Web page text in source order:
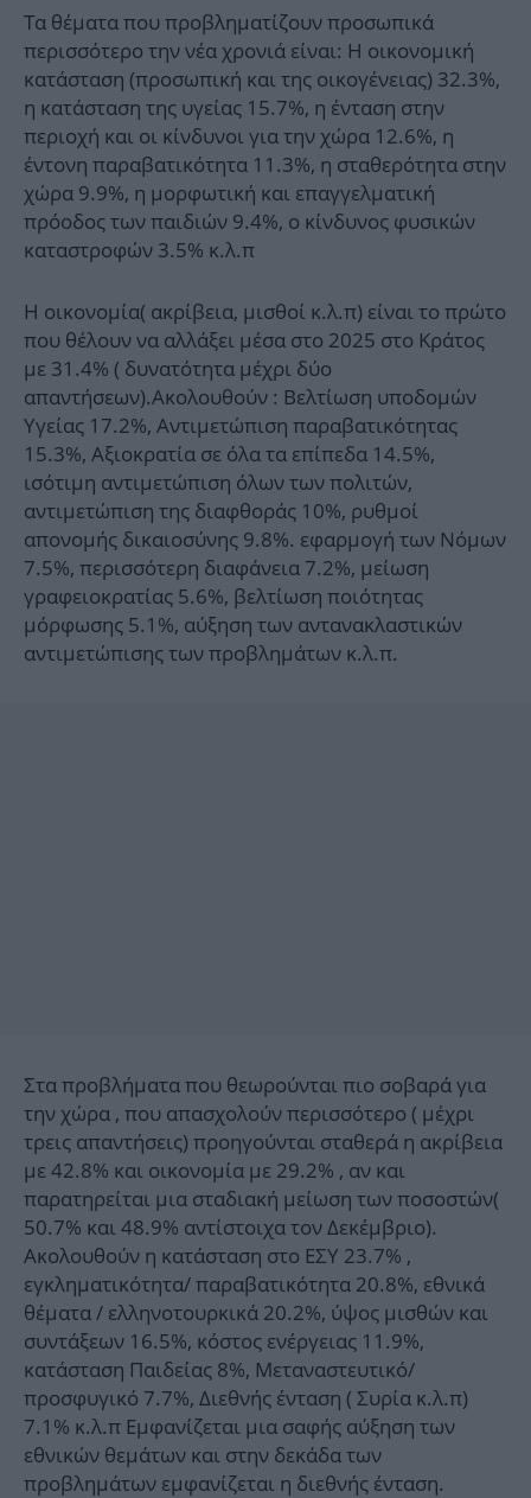
Τα θέματα που προβληματίζουν προσωπικά
περισσότερο την νέα χρονιά είναι: Η οικονομική
κατάσταση (προσωπική και της οικογένειας) 32.3%,
η κατάσταση της υγείας 15.7%, η ένταση στην
περιοχή και οι κίνδυνοι για την χώρα 12.6%, η
έντονη παραβατικότητα 11.3%, η σταθερότητα στην
χώρα 9.9%, η μορφωτική και επαγγελματική
πρόοδος των παιδιών 9.4%, ο κίνδυνος φυσικών
καταστροφών 3.5% κ.λ.π
Η οικονομία( ακρίβεια, μισθοί κ.λ.π) είναι το πρώτο
που θέλουν να αλλάξει μέσα στο 2025 στο Κράτος
με 31.4% ( δυνατότητα μέχρι δύο
απαντήσεων).Ακολουθούν : Βελτίωση υποδομών
Υγείας 17.2%, Αντιμετώπιση παραβατικότητας
15.3%, Αξιοκρατία σε όλα τα επίπεδα 14.5%,
ισότιμη αντιμετώπιση όλων των πολιτών,
αντιμετώπιση της διαφθοράς 10%, ρυθμοί
απονομής δικαιοσύνης 9.8%. εφαρμογή των Νόμων
7.5%, περισσότερη διαφάνεια 7.2%, μείωση
γραφειοκρατίας 5.6%, βελτίωση ποιότητας
μόρφωσης 5.1%, αύξηση των αντανακλαστικών
αντιμετώπισης των προβλημάτων κ.λ.π.
Στα προβλήματα που θεωρούνται πιο σοβαρά για
την χώρα , που απασχολούν περισσότερο ( μέχρι
τρεις απαντήσεις) προηγούνται σταθερά η ακρίβεια
με 42.8% και οικονομία με 29.2% , αν και
παρατηρείται μια σταδιακή μείωση των ποσοστών(
50.7% και 48.9% αντίστοιχα τον Δεκέμβριο).
Ακολουθούν η κατάσταση στο ΕΣΥ 23.7% ,
εγκληματικότητα/ παραβατικότητα 20.8%, εθνικά
θέματα / ελληνοτουρκικά 20.2%, ύψος μισθών και
συντάξεων 16.5%, κόστος ενέργειας 11.9%,
κατάσταση Παιδείας 8%, Μεταναστευτικό/
προσφυγικό 7.7%, Διεθνής ένταση ( Συρία κ.λ.π)
7.1% κ.λ.π Εμφανίζεται μια σαφής αύξηση των
εθνικών θεμάτων και στην δεκάδα των
προβλημάτων εμφανίζεται η διεθνής ένταση.